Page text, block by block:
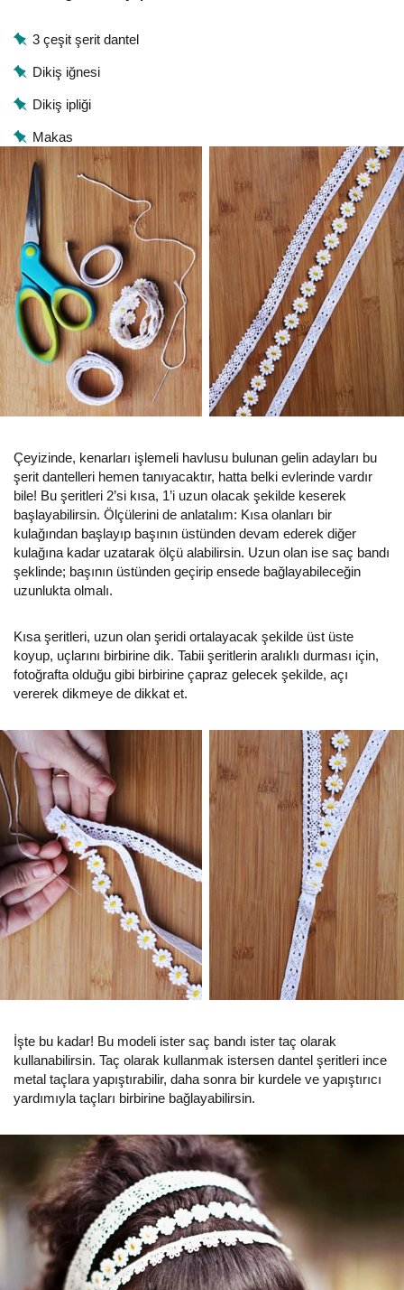
3 çeşit şerit dantel
Dikiş iğnesi
Dikiş ipliği
Makas
Çeyizinde, kenarları işlemeli havlusu bulunan gelin adayları bu
şerit dantelleri hemen tanıyacaktır, hatta belki evlerinde vardır
bile! Bu şeritleri 2’si kısa, 1’i uzun olacak şekilde keserek
başlayabilirsin. Ölçülerini de anlatalım: Kısa olanları bir
kulağından başlayıp başının üstünden devam ederek diğer
kulağına kadar uzatarak ölçü alabilirsin. Uzun olan ise saç bandı
şeklinde; başının üstünden geçirip ensede bağlayabileceğin
uzunlukta olmalı.
Kısa şeritleri, uzun olan şeridi ortalayacak şekilde üst üste
koyup, uçlarını birbirine dik. Tabii şeritlerin aralıklı durması için,
fotoğrafta olduğu gibi birbirine çapraz gelecek şekilde, açı
vererek dikmeye de dikkat et.
İşte bu kadar! Bu modeli ister saç bandı ister taç olarak
kullanabilirsin. Taç olarak kullanmak istersen dantel şeritleri ince
metal taçlara yapıştırabilir, daha sonra bir kurdele ve yapıştırıcı
yardımıyla taçları birbirine bağlayabilirsin.